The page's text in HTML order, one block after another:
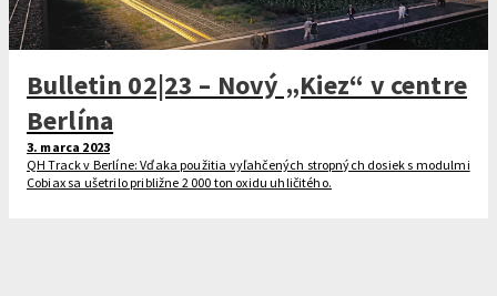
Bulletin 02|23 – Nový „Kiez“ v centre
Berlína
3. marca 2023
QH Track v Berlíne: Vďaka použitia vyľahčených stropných dosiek s modulmi
Cobiax sa ušetrilo približne 2 000 ton oxidu uhličitého.